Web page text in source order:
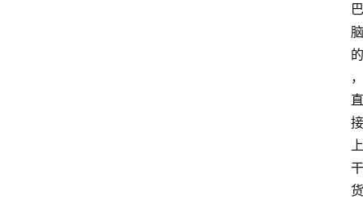
巴
脑
的
，
直
接
上
干
货